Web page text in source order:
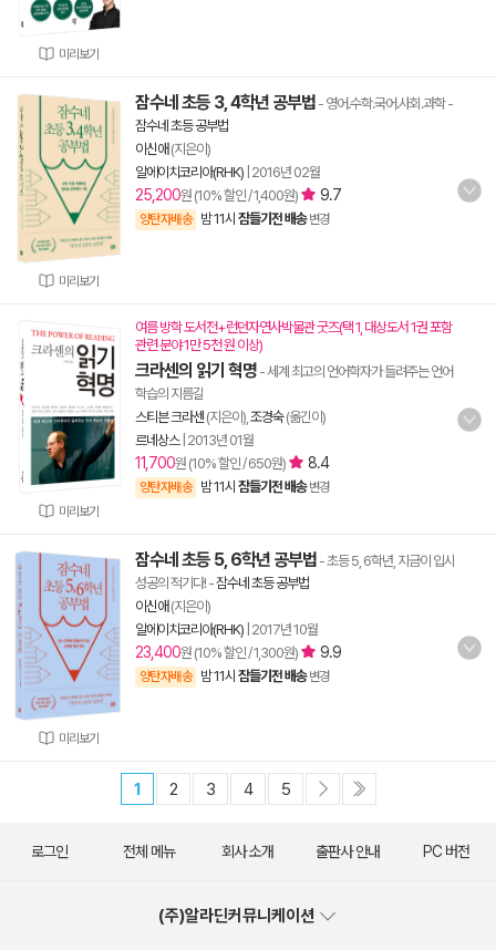
미리보기
미리보기
잠수네 초등 3, 4학년 공부법 - 영어.수학.국어.사회.과학-
잠수네 초등 공부법
이신애 (지은이)
알에이치코리아(RHK) 2016년 02월
25,200원 (10% 할인 / 1,400원) 9.7
양탄자배송 밤 11시 잠들기전 배송 변경
미리보기
여름 방학 도서전+런던자연사박물관 굿즈(택 1, 대상도서 1권 포함
관련 분야 1만 5천 원 이상)
크라센의 읽기 혁명 - 세계 최고의 언어학자가 들려주는 언어
학습의 지름길
스티븐 크라센 (지은이), 조경숙(옮긴이)
르네상스| 2013년 01월
11,700원 (10% 할인 / 650원) 8.4
양탄자배송 밤 11시 잠들기전 배송 변경
미리보기
잠수네 초등 5, 6학년 공부법 - 초등 5, 6학년, 지금이 입시
성공의 적기다!-잠수네 초등 공부법
이신애 (지은이)
알에이치코리아(RHK) 2017년 10월
23,400원 (10% 할인 / 1,300원) 9.9
양탄자배송 밤 11시 잠들기전 배송 변경
1 2 3 4 5
로그인 전체 메뉴 회사 소개 출판사 안내 PC 버전
(주)알라딘커뮤니케이션